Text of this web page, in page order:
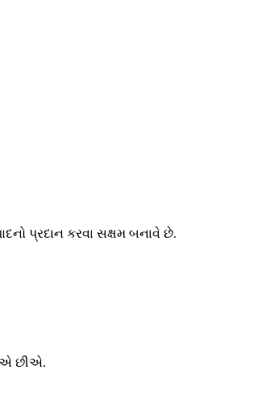
પ્રદાન કરવા સક્ષમ બનાવે છે.
છીએ.